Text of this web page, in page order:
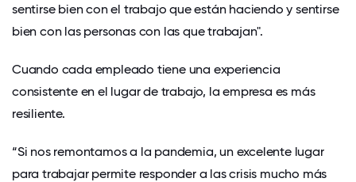
sentirse bien con el trabajo que están haciendo y sentirse
bien con las personas con las que trabajan".
Cuando cada empleado tiene una experiencia
consistente en el lugar de trabajo, la empresa es más
resiliente.
“Si nos remontamos a la pandemia, un excelente lugar
para trabajar permite responder a las crisis mucho más